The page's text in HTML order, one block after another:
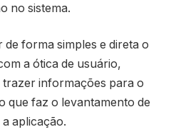
no sistema.
forma simples e direta o
a ótica de usuário,
informações para o
que faz o levantamento de
aplicação.